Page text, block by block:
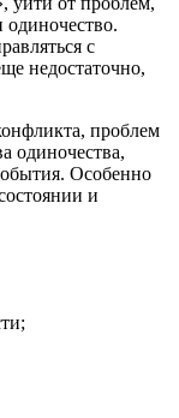
одиночество.
с
недостаточно,
проблем
одиночества,
Особенно
и